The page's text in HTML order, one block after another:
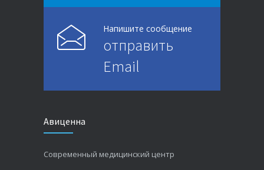
Напишите сообщение
отправить
Email
Авиценна
Современный медицинский центр